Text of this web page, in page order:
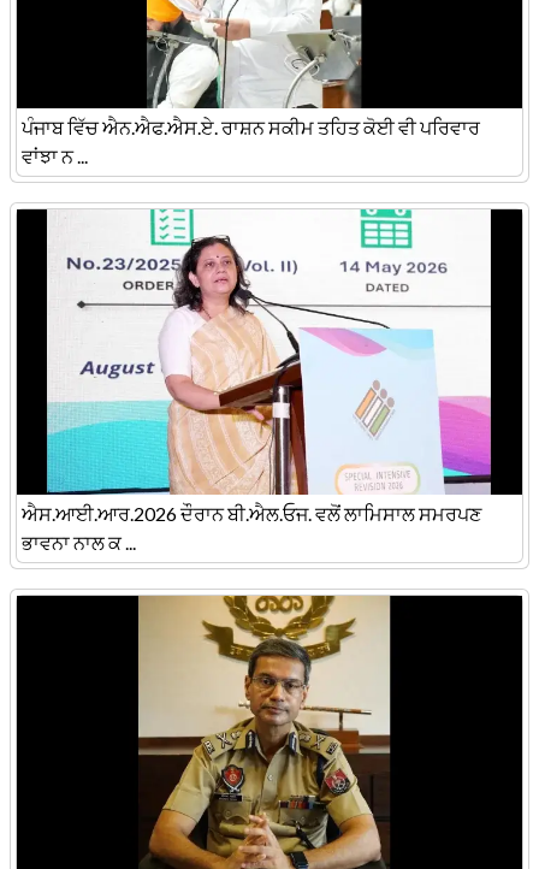
ਪੰਜਾਬ ਵਿੱਚ ਐਨ.ਐਫ.ਐਸ.ਏ. ਰਾਸ਼ਨ ਸਕੀਮ ਤਹਿਤ ਕੋਈ ਵੀ ਪਰਿਵਾਰ
ਵਾਂਝਾ ਨ ...
ਐਸ.ਆਈ.ਆਰ.2026 ਦੌਰਾਨ ਬੀ.ਐਲ.ਓਜ. ਵਲੋਂ ਲਾਮਿਸਾਲ ਸਮਰਪਣ
ਭਾਵਨਾ ਨਾਲ ਕ ...